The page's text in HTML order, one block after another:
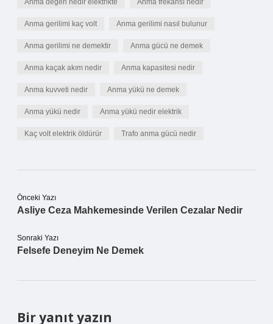
Anma değeri nedir elektrikte Anma frekansı nedir
Anma gerilimi kaç volt Anma gerilimi nasıl bulunur
Anma gerilimi ne demektir Anma gücü ne demek
Anma kaçak akım nedir Anma kapasitesi nedir
Anma kuvveti nedir Anma yükü ne demek
Anma yükü nedir Anma yükü nedir elektrik
Kaç volt elektrik öldürür Trafo anma gücü nedir
Önceki Yazı
Asliye Ceza Mahkemesinde Verilen Cezalar Nedir
Sonraki Yazı
Felsefe Deneyim Ne Demek
Bir yanıt yazın